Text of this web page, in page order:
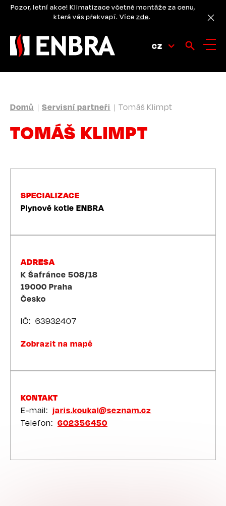
PřejítPozor, letní akce! Klimatizace včetně montáže za cenu,
která vás překvapí. Více zde.
CZ
DROBEČKOVÁ
NAVIGACE
Domů Servisní partneři Tomáš Klimpt
TOMÁŠ KLIMPT
SPECIALIZACE
Plynové kotle ENBRA
ADRESA
K Šafránce 508/18
19000 Praha
Česko
IČ 63932407
Zobrazit na mapě
KONTAKT
E-mail
jaris.koukal@seznam.cz
Telefon
602356450